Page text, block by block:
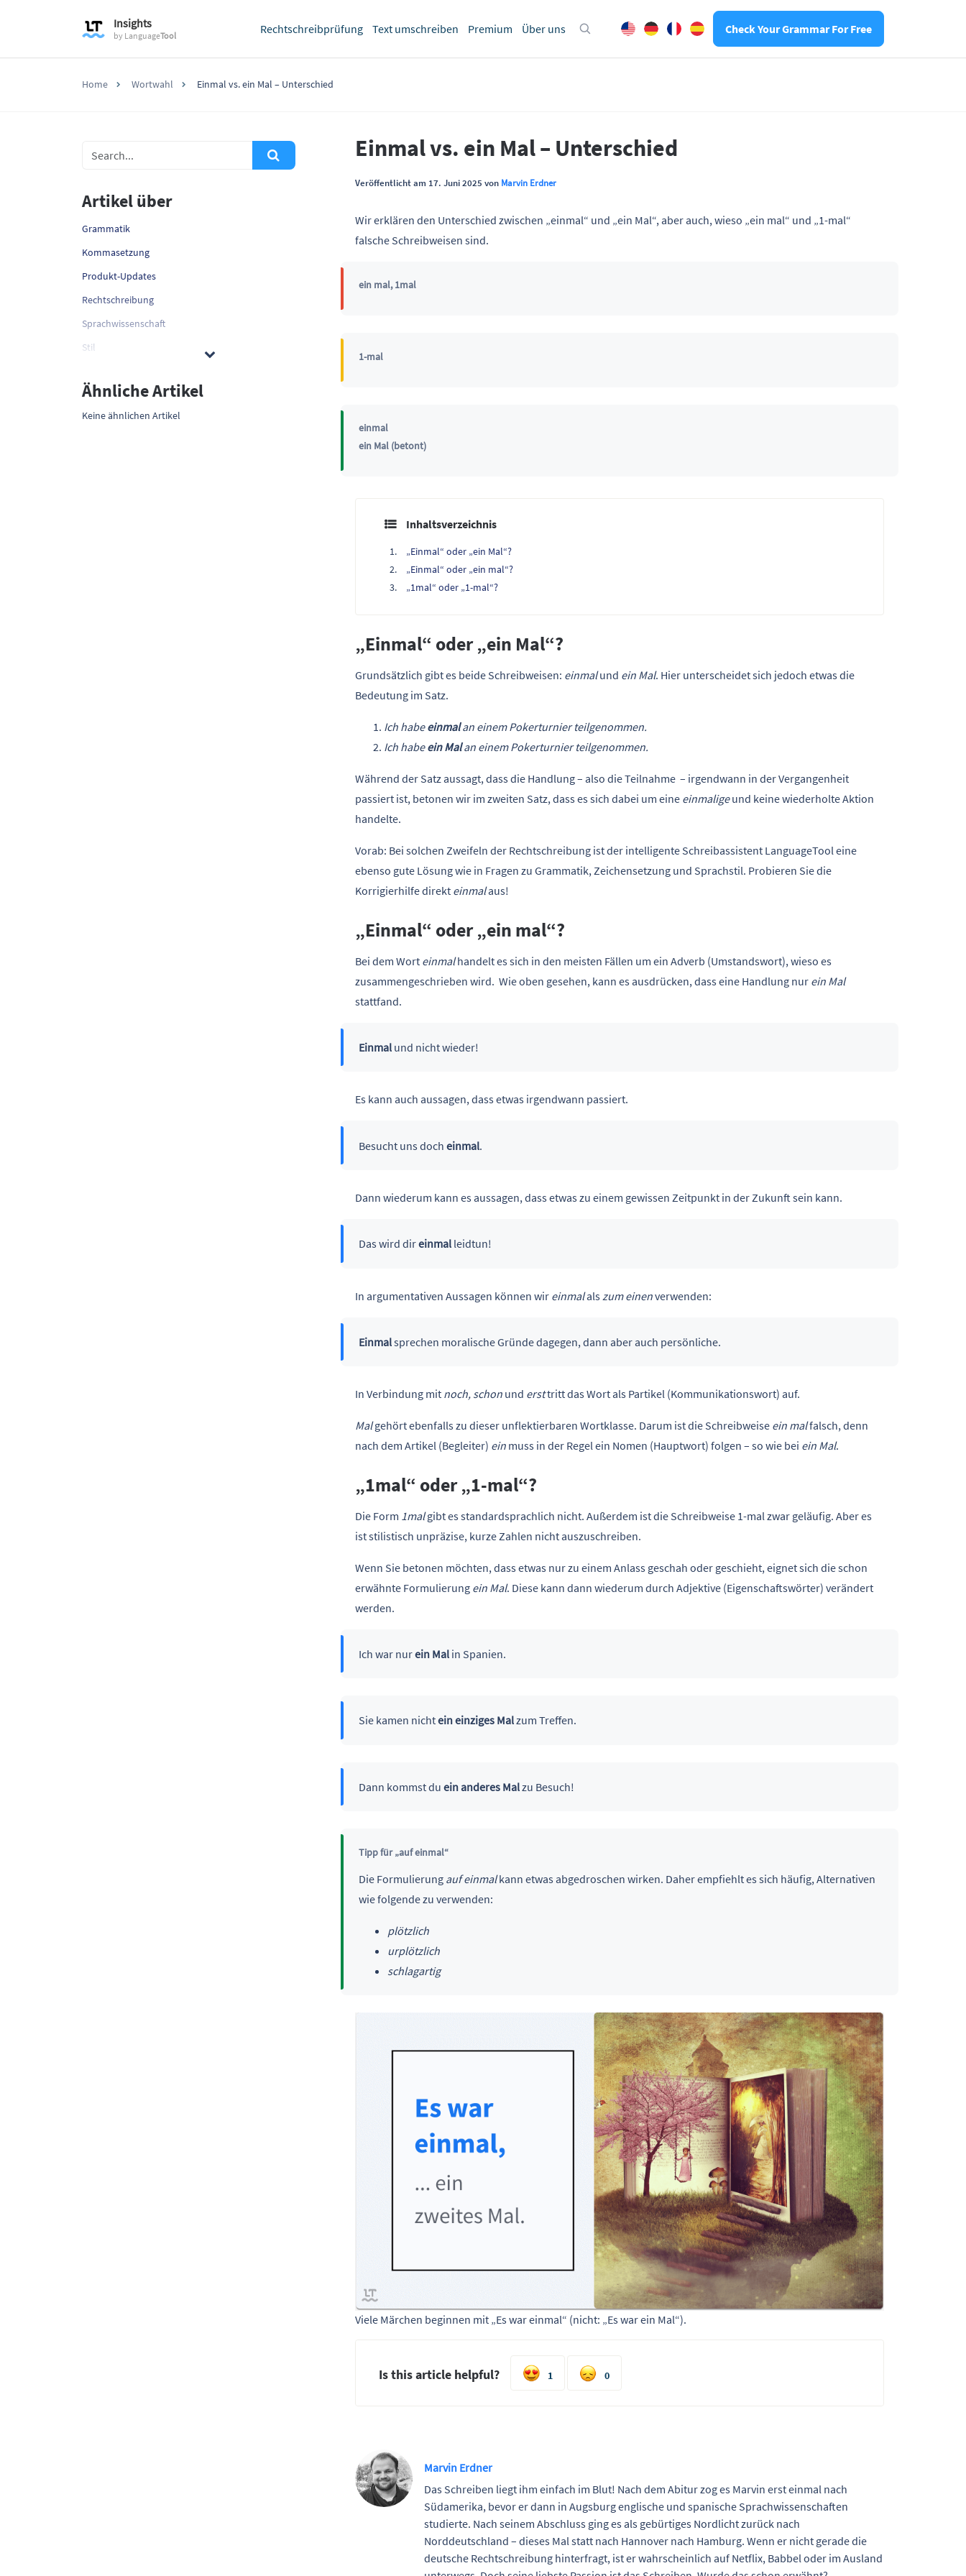
Insights
by LanguageTool Rechtschreibprüfung Text umschreiben Premium Über uns Check Your Grammar For Free
Home Wortwahl Einmal vs. ein Mal – Unterschied
Einmal vs. ein Mal – Unterschied
Veröffentlicht am 17. Juni 2025 von Marvin Erdner
Wir erklären den Unterschied zwischen „einmal“ und „ein Mal“, aber auch, wieso „ein mal“ und „1-mal“
falsche Schreibweisen sind.
ein mal, 1mal
1-mal
einmal
ein Mal (betont)
Inhaltsverzeichnis
„Einmal“ oder „ein Mal“?
„Einmal“ oder „ein mal“?
„1mal“ oder „1-mal“?
„Einmal“ oder „ein Mal“?
Grundsätzlich gibt es beide Schreibweisen: einmalund ein Mal. Hier unterscheidet sich jedoch etwas die
Bedeutung im Satz.
Ich habeeinmalan einem Pokerturnier teilgenommen.
Ich habeein Malan einem Pokerturnier teilgenommen.
Während der Satz aussagt, dass die Handlung – also die Teilnahme – irgendwann in der Vergangenheit
passiert ist, betonen wir im zweiten Satz, dass es sich dabei um eine einmaligeund keine wiederholte Aktion
handelte.
Vorab: Bei solchen Zweifeln der Rechtschreibung ist der intelligente Schreibassistent LanguageTool eine
ebenso gute Lösung wie in Fragen zu Grammatik, Zeichensetzung und Sprachstil. Probieren Sie die
Korrigierhilfe direkt einmalaus!
„Einmal“ oder „ein mal“?
Bei dem Wort einmalhandelt es sich in den meisten Fällen um ein Adverb (Umstandswort), wieso es
zusammengeschrieben wird. Wie oben gesehen, kann es ausdrücken, dass eine Handlung nur ein Mal
stattfand.
Einmalund nicht wieder!
Es kann auch aussagen, dass etwas irgendwann passiert.
Besucht uns doch einmal.
Dann wiederum kann es aussagen, dass etwas zu einem gewissen Zeitpunkt in der Zukunft sein kann.
Das wird direinmalleidtun!
In argumentativen Aussagen können wir einmalals zum einenverwenden:
Einmalsprechen moralische Gründe dagegen, dann aber auch persönliche.
In Verbindung mit noch, schon und ersttritt das Wort als Partikel (Kommunikationswort) auf.
Malgehört ebenfalls zu dieser unflektierbaren Wortklasse. Darum ist die Schreibweise ein malfalsch, denn
nach dem Artikel (Begleiter) ein muss in der Regel ein Nomen (Hauptwort) folgen – so wie bei ein Mal.
„1mal“ oder „1-mal“?
Die Form 1malgibt es standardsprachlich nicht. Außerdem ist die Schreibweise 1-mal zwar geläufig. Aber es
ist stilistisch unpräzise, kurze Zahlen nicht auszuschreiben.
Wenn Sie betonen möchten, dass etwas nur zu einem Anlass geschah oder geschieht, eignet sich die schon
erwähnte Formulierung ein Mal. Diese kann dann wiederum durch Adjektive (Eigenschaftswörter) verändert
werden.
Ich war nurein Malin Spanien.
Sie kamen nichtein einziges Malzum Treffen.
Dann kommst du ein anderes Malzu Besuch!
Tipp für „auf einmal“
Die Formulierung auf einmalkann etwas abgedroschen wirken. Daher empfiehlt es sich häufig, Alternativen
wie folgende zu verwenden:
plötzlich
urplötzlich
schlagartig
Viele Märchen beginnen mit „Es war einmal“ (nicht: „Es war ein Mal“).
Is this article helpful? 1 0
Marvin Erdner
Das Schreiben liegt ihm einfach im Blut! Nach dem Abitur zog es Marvin erst einmal nach
Südamerika, bevor er dann in Augsburg englische und spanische Sprachwissenschaften
studierte. Nach seinem Abschluss ging es als gebürtiges Nordlicht zurück nach
Norddeutschland – dieses Mal statt nach Hannover nach Hamburg. Wenn er nicht gerade die
deutsche Rechtschreibung hinterfragt, ist er wahrscheinlich auf Netflix, Babbel oder im Ausland
Artikel über
Grammatik
Kommasetzung
Produkt-Updates
Rechtschreibung
Sprachwissenschaft
Stil
Ähnliche Artikel
Keine ähnlichen Artikel